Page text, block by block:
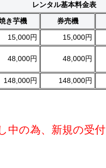
レンタル基本料金表
き芋機
券売機
15,000円
15,000円
48,000円 48,000円
148,000円 148,000円
中の為、新規の受